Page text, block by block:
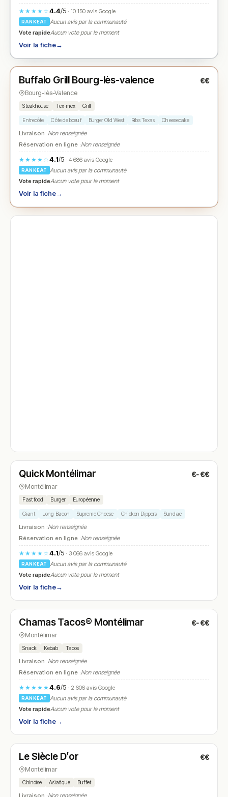
★★★★☆4.4/5· 10 150 avis Google
RANKEAT
Aucun avis par la communauté
Vote rapideAucun vote pour le moment
Voir la fiche→
★ N° 3
Buffalo Grill Bourg-lès-valence €€
Bourg-lès-Valence
Steakhouse Tex-mex Grill
Entrecôte Côte de bœuf Burger Old West Ribs Texas Cheesecake
Livraison :Non renseignée
Réservation en ligne :Non renseignée
★★★★☆4.1/5· 4 686 avis Google
RANKEAT
Aucun avis par la communauté
Vote rapideAucun vote pour le moment
Voir la fiche→
N° 4
Quick Montélimar €-€€
Montélimar
Fast food Burger Européenne
Giant Long Bacon Supreme Cheese Chicken Dippers Sundae
Livraison :Non renseignée
Réservation en ligne :Non renseignée
★★★★☆4.1/5· 3 066 avis Google
RANKEAT
Aucun avis par la communauté
Vote rapideAucun vote pour le moment
Voir la fiche→
N° 5
Chamas Tacos® Montélimar €-€€
Montélimar
Snack Kebab Tacos
Livraison :Non renseignée
Réservation en ligne :Non renseignée
★★★★★4.6/5· 2 606 avis Google
RANKEAT
Aucun avis par la communauté
Vote rapideAucun vote pour le moment
Voir la fiche→
N° 6
Le Siècle D’or €€
Montélimar
Chinoise Asiatique Buffet
Livraison :Non renseignée